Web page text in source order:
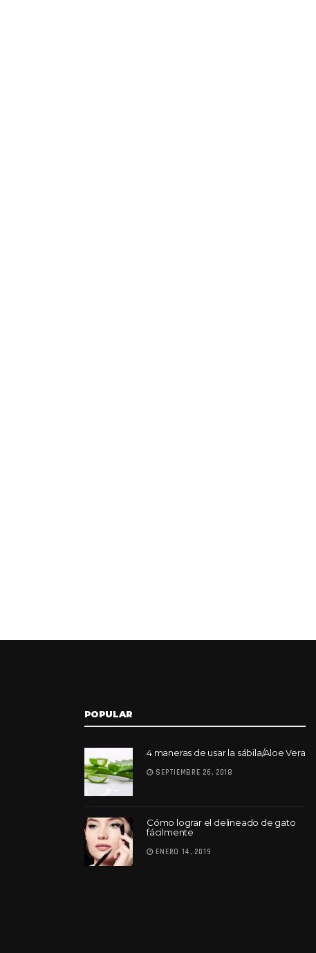
POPULAR
4 maneras de usar la sábila/Aloe Vera
SEPTIEMBRE 26, 2018
Cómo lograr el delineado de gato
fácilmente
ENERO 14, 2019